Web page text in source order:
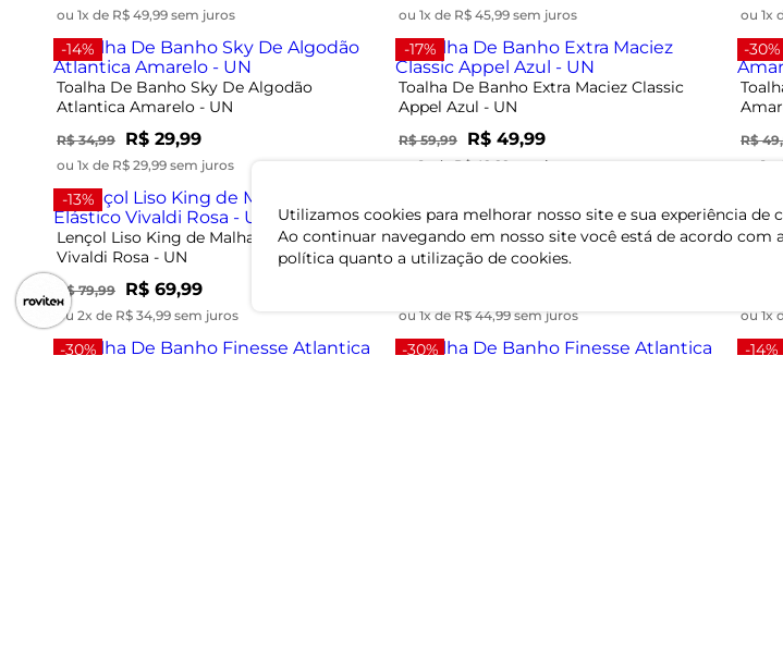
Utilizamos cookies para melhorar nosso site e sua experiência de
Ao continuar navegando em nosso site você está de acordo com
política quanto a utilização de cookies.
ou 1x de R$ 49,99 sem juros ou 1x de R$ 45,99 sem juros ou 1x
-14%
Toalha De Banho Sky De Algodão
Atlantica Amarelo - UN
R$ 34,99 R$ 29,99
ou 1x de R$ 29,99 sem juros
-17%
Toalha De Banho Extra Maciez Classic
Appel Azul - UN
R$ 59,99 R$ 49,99
ou 1x de R$ 49,99 sem juros
-30%
R$
ou 1x
-13%
Lençol Liso King de Malha Com Elástico
Vivaldi Rosa - UN
R$ 79,99 R$ 69,99
ou 2x de R$ 34,99 sem juros
Toalha De Banho Charme Appel Cinza -
UN
ou 1x de R$ 44,99 sem juros ou 1x
-30%
-30%
-14%